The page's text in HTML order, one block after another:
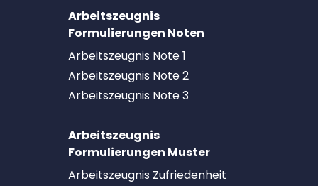
Arbeitszeugnis
Formulierungen Noten
Arbeitszeugnis Note 1
Arbeitszeugnis Note 2
Arbeitszeugnis Note 3
Arbeitszeugnis
Formulierungen Muster
Arbeitszeugnis Zufriedenheit